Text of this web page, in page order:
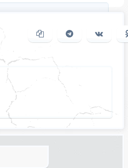
Копировать ссылку
Поделиться в
Telegram